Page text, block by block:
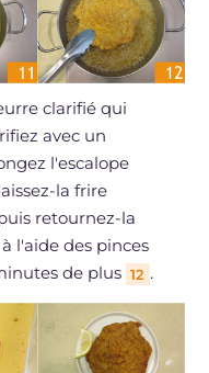
clarifié qui
avec un
l'escalope
la frire
retournez-la
l'aide des pinces
de plus 12 .